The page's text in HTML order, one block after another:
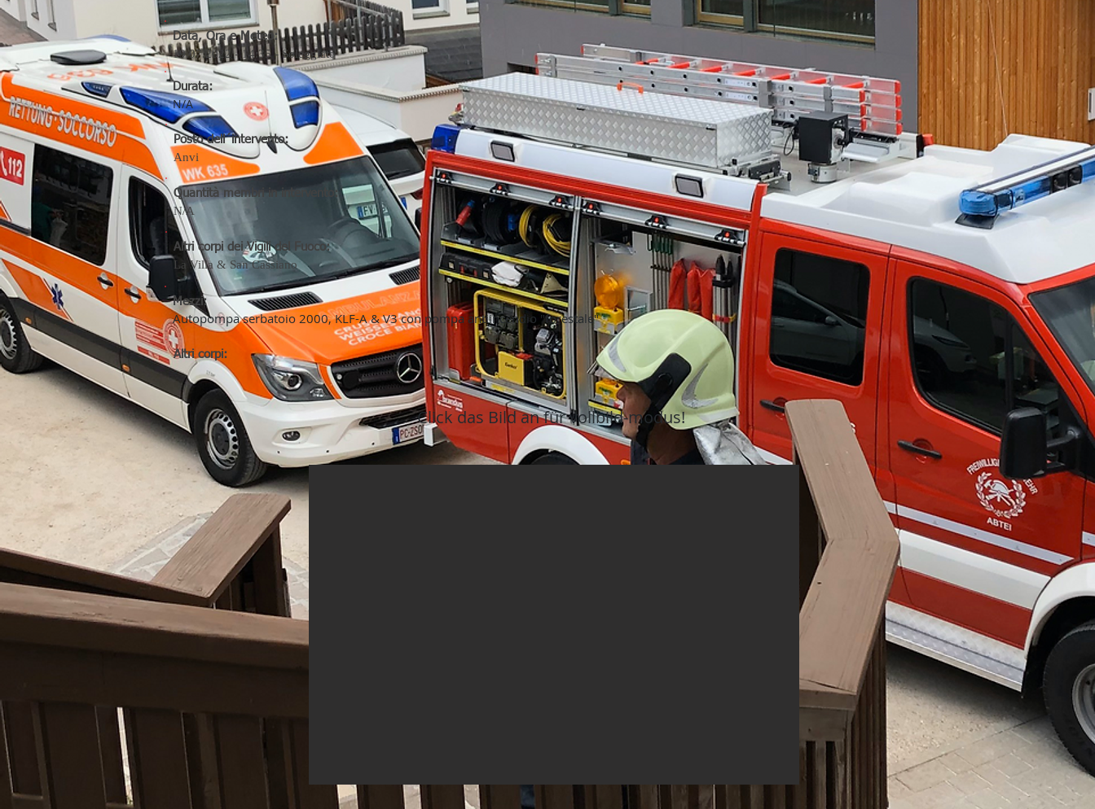
Data, Ora e Meteo:
19.07.2022 - 14:35 - Soleggiato
Durata:
N/A
Posto dell´intervento:
Anvi
Quantità membri in intervento:
N/A
Altri corpi dei Vigili del Fuoco:
La Villa & San Cassiano
Mezzi:
Autopompa serbatoio 2000, KLF-A & V3 con pompa antiincendio "forestale"
Altri corpi:
-
Click das Bild an für vollbild-modus!